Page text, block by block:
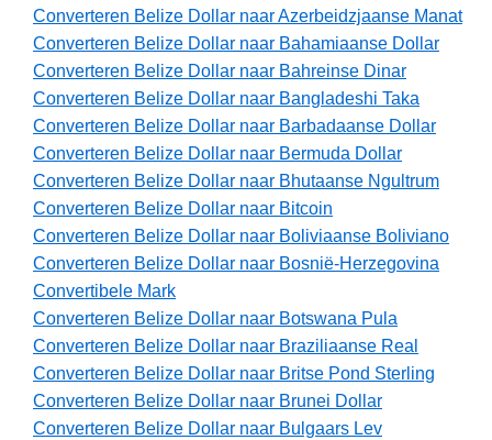
Converteren Belize Dollar naar Azerbeidzjaanse Manat
Converteren Belize Dollar naar Bahamiaanse Dollar
Converteren Belize Dollar naar Bahreinse Dinar
Converteren Belize Dollar naar Bangladeshi Taka
Converteren Belize Dollar naar Barbadaanse Dollar
Converteren Belize Dollar naar Bermuda Dollar
Converteren Belize Dollar naar Bhutaanse Ngultrum
Converteren Belize Dollar naar Bitcoin
Converteren Belize Dollar naar Boliviaanse Boliviano
Converteren Belize Dollar naar Bosnië-Herzegovina
Convertibele Mark
Converteren Belize Dollar naar Botswana Pula
Converteren Belize Dollar naar Braziliaanse Real
Converteren Belize Dollar naar Britse Pond Sterling
Converteren Belize Dollar naar Brunei Dollar
Converteren Belize Dollar naar Bulgaars Lev